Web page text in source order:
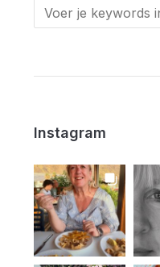
Instagram